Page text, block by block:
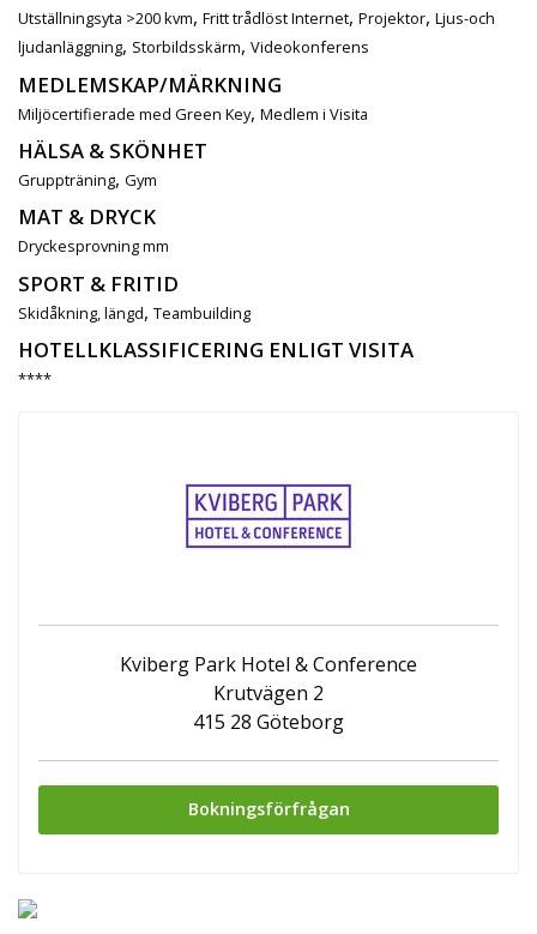
Utställningsyta >200 kvm, Fritt trådlöst Internet, Projektor, Ljus-och
ljudanläggning, Storbildsskärm, Videokonferens
MEDLEMSKAP/MÄRKNING
Miljöcertifierade med Green Key, Medlem i Visita
HÄLSA & SKÖNHET
Gruppträning, Gym
MAT & DRYCK
Dryckesprovning mm
SPORT & FRITID
Skidåkning, längd, Teambuilding
HOTELLKLASSIFICERING ENLIGT VISITA
****
Kviberg Park Hotel & Conference
Krutvägen 2
415 28 Göteborg
Bokningsförfrågan